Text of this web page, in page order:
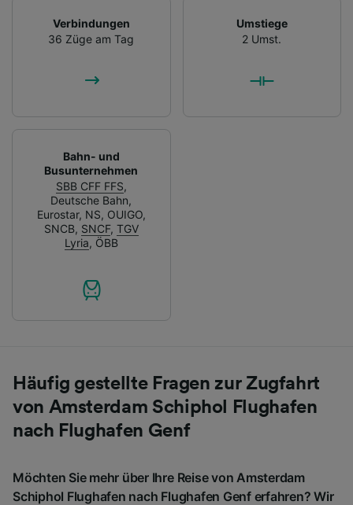
Verbindungen
36 Züge am Tag
Umstiege
2 Umst.
Bahn- und
Busunternehmen
SBB CFF FFS,
Deutsche Bahn,
Eurostar, NS, OUIGO,
SNCB, SNCF, TGV
Lyria, ÖBB
Häufig gestellte Fragen zur Zugfahrt
von Amsterdam Schiphol Flughafen
nach Flughafen Genf
Möchten Sie mehr über Ihre Reise von Amsterdam
Schiphol Flughafen nach Flughafen Genf erfahren? Wir